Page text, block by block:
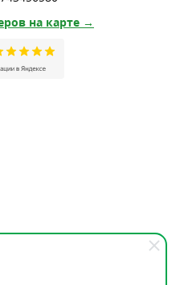
на карте →